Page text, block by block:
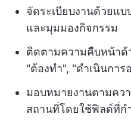
จัดระเบียบงานด้วยแบ
และมุมมองกิจกรรม
ติดตามความคืบหน้าด้
"ต้องทำ", "ดำเนินกา
มอบหมายงานตามคว
สถานที่โดยใช้ฟิลด์ที่ก